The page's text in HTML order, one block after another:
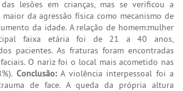
lesões em crianças, mas se verificou a
da agressão física como mecanismo de
da idade. A relação de homem:mulher
faixa etária foi de 21 a 40 anos,
pacientes. As fraturas foram encontradas
O nariz foi o local mais acometido nas
Conclusão:A violência interpessoal foi a
de face. A queda da própria altura